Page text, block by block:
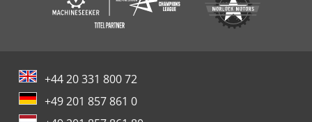
+44 20 331 800 72
+49 201 857 861 0